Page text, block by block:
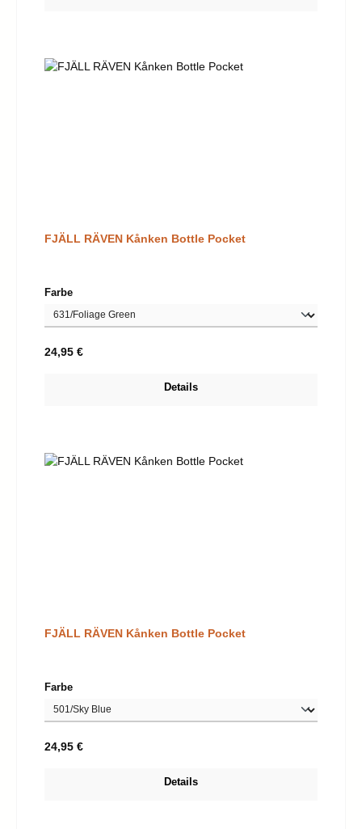
FJÄLL RÄVEN Kånken Bottle Pocket
Farbeauswählen
Regulärer Preis:
24,95 €
Details
FJÄLL RÄVEN Kånken Bottle Pocket
Farbeauswählen
Regulärer Preis:
24,95 €
Details